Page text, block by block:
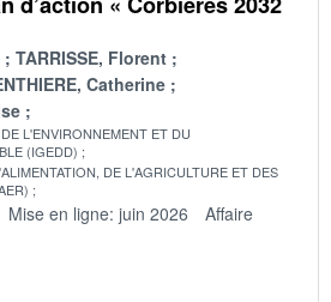
TARRISSE, Florent
Catherine
L'ENVIRONNEMENT ET DU
(IGEDD)
DE L'AGRICULTURE ET DES
Mise en ligne: juin 2026
Affaire